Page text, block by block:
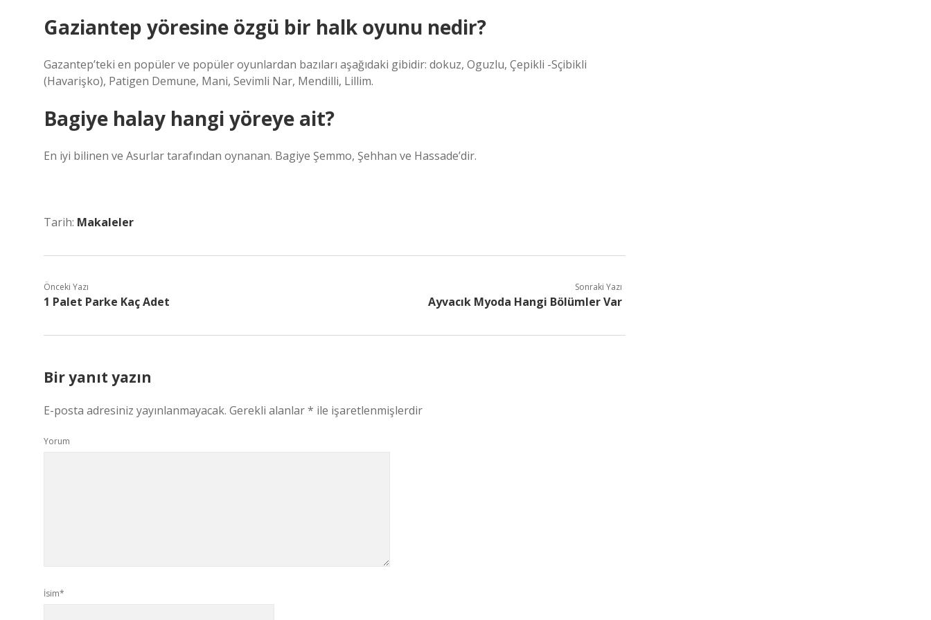
Gaziantep yöresine özgü bir halk oyunu nedir?
Gazantep’teki en popüler ve popüler oyunlardan bazıları aşağıdaki gibidir: dokuz, Oguzlu, Çepikli -Sçibikli
(Havarişko), Patigen Demune, Mani, Sevimli Nar, Mendilli, Lillim.
Bagiye halay hangi yöreye ait?
En iyi bilinen ve Asurlar tarafından oynanan. Bagiye Şemmo, Şehhan ve Hassade’dir.
Tarih: Makaleler
Önceki Yazı
1 Palet Parke Kaç Adet
Sonraki Yazı
Ayvacık Myoda Hangi Bölümler Var
Bir yanıt yazın
E-posta adresiniz yayınlanmayacak. Gerekli alanlar* ile işaretlenmişlerdir
Yorum
İsim*